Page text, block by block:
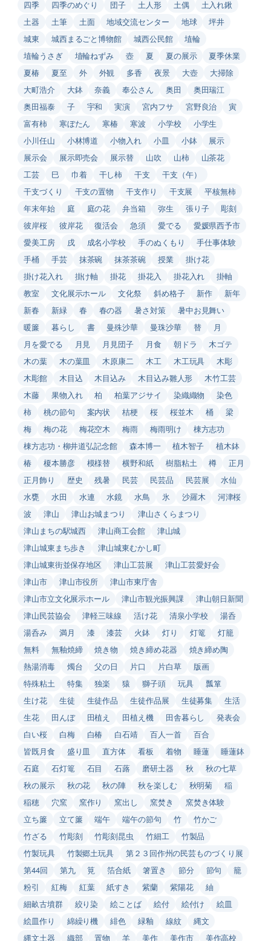
四季 四季のめぐり 団子 土人形 土偶
土入れ鍬
土器
土筆 土面 地域交流センター 地球
坪井
城東
城西まるごと博物館 城西公民館
埴輪
埴輪うさぎ
埴輪ねずみ 壺 夏 夏の展示
夏季休業
夏椿
夏至 外 外観 多香 夜景 大壺
大掃除
大町浩介
大鉢 奈義 奉公さん 奥田
奥田瑞江
奥田福泰
子 宇和 実演 宮内フサ 宮野良治
寅
富有柿
寒ぼたん 寒椿 寒波 小学校
小学生
小川任山
小林博道 小物入れ 小皿 小鉢
展示
展示会
展示即売会 展示替 山吹 山柿
山茶花
工芸
巳 巾着 干し柿 干支
干支（午）
干支づくり
干支の置物 干支作り 干支展
平核無柿
年末年始
庭 庭の花 弁当箱 弥生 張り子
彫刻
彼岸桜
彼岸花 復活会 急須 愛でる
愛媛県西予市
愛美工房
戌 成名小学校 手のぬくもり
手仕事体験
手桶
手芸 抹茶碗 抹茶茶碗 授業
掛け花
掛け花入れ
掛け軸 掛花 掛花入 掛花入れ
掛軸
教室
文化展示ホール 文化祭 斜め格子 新作
新年
新春
新緑 春 春の器 暑さ対策
暑中お見舞い
暖簾
暮らし 書 曼殊沙華 曼珠沙華 替
月
月を愛でる
月見 月見団子 月食 朝ドラ
木ゴテ
木の葉
木の葉皿 木原康二 木工 木工玩具
木彫
木彫館
木目込 木目込み 木目込み雛人形
木竹工芸
木藤
果物入れ 柏 柏葉アジサイ 染織織物
染色
柿
桃の節句 案内状 桔梗 桜 桜並木 桶
梁
梅
梅の花 梅花空木 梅雨 梅雨明け
棟方志功
棟方志功・柳井道弘記念館
森本博一 植木智子
植木鉢
椿
榎本勝彦 模様替 横野和紙 樹脂粘土 樽
正月
正月飾り
歴史 残暑 民芸 民芸品 民芸展
水仙
水甕
水田 水連 水鏡 水鳥 氷 沙羅木
河津桜
波
津山 津山お城まつり
津山さくらまつり
津山まちの駅城西
津山商工会館
津山城
津山城東まち歩き
津山城東むかし町
津山城東街並保存地区
津山工芸展
津山工芸愛好会
津山市
津山市役所
津山市東庁舎
津山市立文化展示ホール
津山市観光振興課
津山朝日新聞
津山民芸協会
津軽三味線 活け花 清泉小学校
湯呑
湯呑み
満月 漆 漆芸 火鉢 灯り 灯篭
灯籠
無料
無釉焼締 焼き物 焼き締め花器
焼き締め陶
熱湯消毒
燭台 父の日 片口 片白草
版画
特殊粘土
特集 独楽 猿 獅子頭 玩具
瓢箪
生け花
生徒 生徒作品 生徒作品展 生徒募集
生活
生花
田んぼ 田植え 田植え機 田舎暮らし
発表会
白い桜
白梅 白椿 白石靖 百人一首
百合
皆既月食
盛り皿 直方体 看板 着物 睡蓮
睡蓮鉢
石庭
石灯篭 石目 石蕗 磨研土器 秋
秋の七草
秋の展示
秋の花 秋の陣 秋を楽しむ 秋明菊
稲
稲穂
穴窯 窯作り 窯出し 窯焚き
窯焚き体験
立ち簾
立て簾 端午 端午の節句 竹
竹かご
竹ざる
竹彫刻 竹彫刻昆虫 竹細工
竹製品
竹製玩具
竹製郷土玩具
第２３回作州の民芸ものづくり展
第44回
第九 筧 箔合紙 箸置き 節分 節句
籠
粉引
紅梅 紅葉 紙すき 紫蘭 紫陽花
紬
細畝古墳群
絞り染 絵ことば 絵付 絵付け
絵皿
絵皿作り
綿繰り機 緋色 緑釉 線紋
縄文
縄文土器
織部 置物 羊 美作 美作市
美作高校